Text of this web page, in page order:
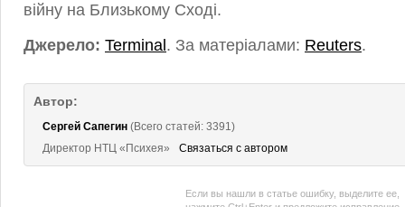
війну на Близькому Сході.
Джерело: Terminal . За матеріалами: Reuters.
Автор:
Сергей Сапегин (Всего статей: 3391)
Директор НТЦ «Психея»
Связаться с автором
Если вы нашли в статье ошибку, выделите ее,